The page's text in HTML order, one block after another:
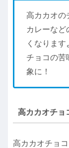
高カカオの
カレーなど
くなります
チョコの苦
象に！
高カカオチ
高カカオチョ